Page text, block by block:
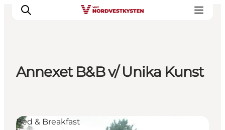
Events
Overnatting
Annexet B&B v/ Unika Kunst
Bed & Breakfast